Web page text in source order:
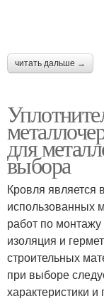
читать дальше →
для
выбора
Кровля является
использованных
работ по монтажу
изоляция и
строительных
при выборе
характеристики